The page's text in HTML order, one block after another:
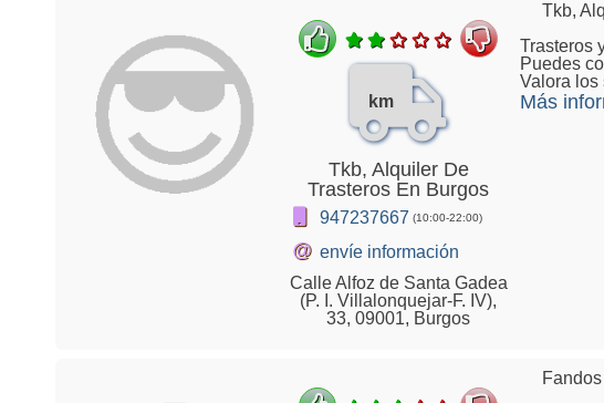
km
Tkb, Alquiler De
Trasteros En Burgos
947237667 (10:00-22:00)
@ envíe información
Calle Alfoz de Santa Gadea
(P. I. Villalonquejar-F. IV),
33, 09001, Burgos
Tkb,
Trasteros
Puedes
Valora los
Más